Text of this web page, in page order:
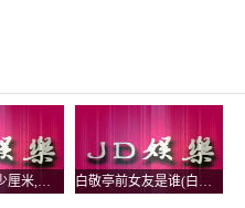
标和计划。
多孩子在放假期间生活作息
上学的时间起床、睡觉、学
好地适应接下来紧张的学习
点”。